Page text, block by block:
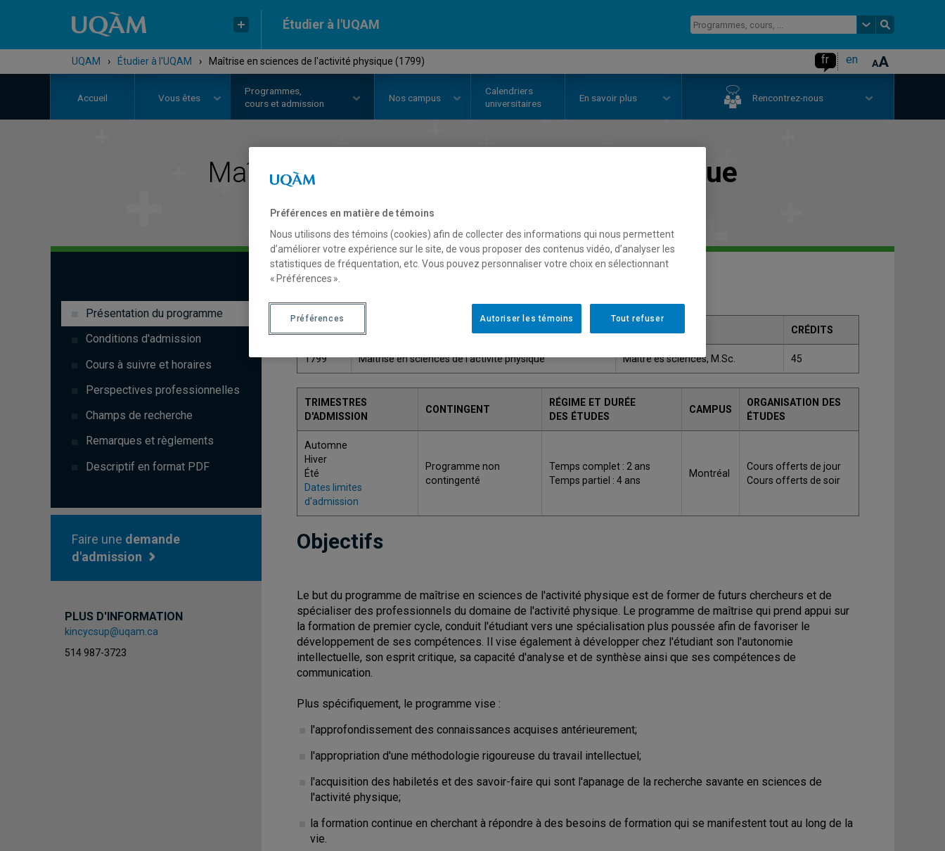
Étudier à l'UQAM
UQAM › Étudier à l'UQAM › Maîtrise en sciences de l'activité physique (1799) fr en
Accueil Vous êtes
Programmes,
cours et admission
Nos campus
Calendriers
universitaires
En savoir plus Rencontrez-nous
Maîtrise en sciences de l'activité physique
Présentation du programme
Conditions d'admission
Cours à suivre et horaires
Perspectives professionnelles
Champs de recherche
Remarques et règlements
Descriptif en format PDF
Faire une demande
d'admission
PLUS D'INFORMATION
kincycsup@uqam.ca
514 987-3723
TITRE CRÉDITS
1799 Maîtrise en sciences de l'activité physique Maître ès sciences, M.Sc. 45
TRIMESTRES
D'ADMISSION
CONTINGENT
RÉGIME ET DURÉE
DES ÉTUDES
CAMPUS
ORGANISATION DES
ÉTUDES
Automne
Hiver
Été
Dates limites
d'admission
Programme non
contingenté
Temps complet : 2 ans
Temps partiel : 4 ans
Montréal
Cours offerts de jour
Cours offerts de soir
Objectifs
Le but du programme de maîtrise en sciences de l'activité physique est de former de futurs chercheurs et de
spécialiser des professionnels du domaine de l'activité physique. Le programme de maîtrise qui prend appui sur
la formation de premier cycle, conduit l'étudiant vers une spécialisation plus poussée afin de favoriser le
développement de ses compétences. Il vise également à développer chez l'étudiant son l'autonomie
intellectuelle, son esprit critique, sa capacité d'analyse et de synthèse ainsi que ses compétences de
communication.
Plus spécifiquement, le programme vise :
l'approfondissement des connaissances acquises antérieurement;
l'appropriation d'une méthodologie rigoureuse du travail intellectuel;
l'acquisition des habiletés et des savoir-faire qui sont l'apanage de la recherche savante en sciences de
l'activité physique;
la formation continue en cherchant à répondre à des besoins de formation qui se manifestent tout au long de la
vie.
Préférences en matière de témoins
Nous utilisons des témoins (cookies) afin de collecter des informations qui nous permettent
d’améliorer votre expérience sur le site, de vous proposer des contenus vidéo, d’analyser les
statistiques de fréquentation, etc. Vous pouvez personnaliser votre choix en sélectionnant
« Préférences ».
Tout refuser
Autoriser les témoins
Préférences